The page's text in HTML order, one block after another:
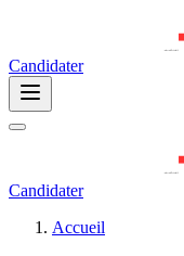
Candidater
Candidater
Accueil